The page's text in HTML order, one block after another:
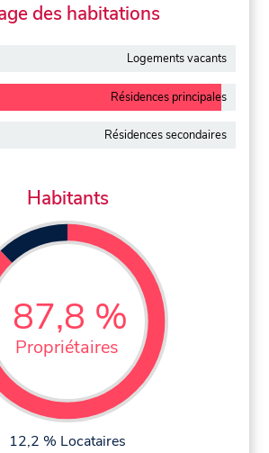
des habitations
Logements vacants
Résidences principales
Résidences secondaires
Habitants
87,8 %
Propriétaires
12,2 % Locataires